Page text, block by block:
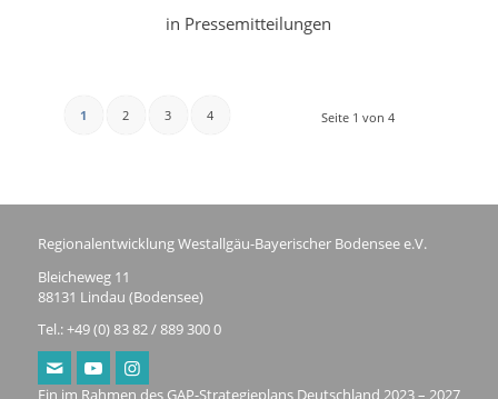
in Pressemitteilungen
Seite 1 von 4
1 2 3 4
Regionalentwicklung Westallgäu-Bayerischer Bodensee e.V.
Bleicheweg 11
88131 Lindau (Bodensee)
Tel.: +49 (0) 83 82 / 889 300 0
Ein im Rahmen des GAP-Strategieplans Deutschland 2023 – 2027